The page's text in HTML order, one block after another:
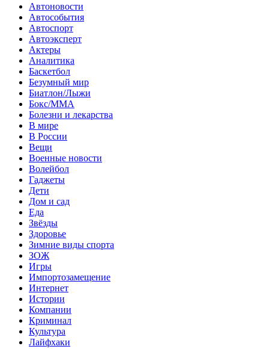
Автоновости
Автособытия
Автоспорт
Автоэксперт
Актеры
Аналитика
Баскетбол
Безумный мир
Биатлон/Лыжи
Бокс/MMA
Болезни и лекарства
В мире
В России
Вещи
Военные новости
Волейбол
Гаджеты
Дети
Дом и сад
Еда
Звёзды
Здоровье
Зимние виды спорта
ЗОЖ
Игры
Импортозамещение
Интернет
Истории
Компании
Криминал
Культура
Лайфхаки